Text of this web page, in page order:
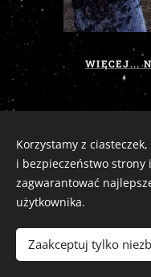
WIĘCEJ...
Zaciszny Zakątek Zawoja
Email:
Odstąp od
Korzystamy z
i bezpieczeństwo
zagwarantować
użytkownika.
Zaakceptuj tylko